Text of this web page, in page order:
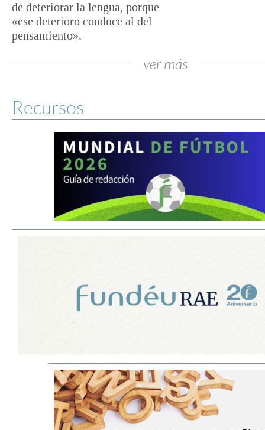
de deteriorar la lengua, porque
«ese deterioro conduce al del
pensamiento».
ver más
Recursos